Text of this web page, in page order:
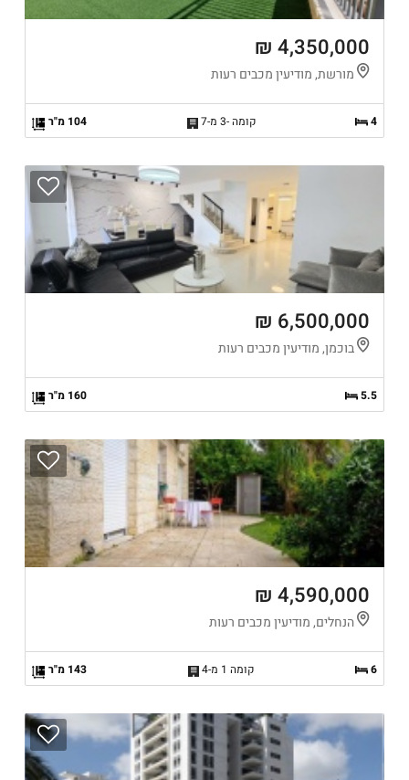
4,350,000 ₪
מורשת, מודיעין מכבים רעות
4 קומה -3 מ-7 104 מ"ר
6,500,000 ₪
בוכמן, מודיעין מכבים רעות
5.5 160 מ"ר
4,590,000 ₪
הנחלים, מודיעין מכבים רעות
6 קומה 1 מ-4 143 מ"ר